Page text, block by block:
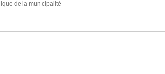
de la municipalité